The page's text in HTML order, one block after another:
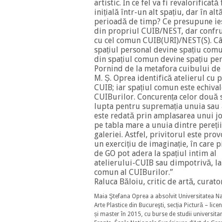
artistic. În ce fel va fi revalorificată
inițială într-un alt spațiu, dar în
perioadă de timp? Ce presupune
din propriul CUIB/NEST, dar
cu cel comun CUIB(URI)/NEST(S).
spațiul personal devine spațiu
din spațiul comun devine spațiu
Pornind de la metafora cuibului de
M. Ș. Oprea identifică atelierul cu
CUIB; iar spațiul comun este
CUIBurilor. Concurența celor două
lupta pentru supremația unuia
este redată prin amplasarea unui
pe tabla mare a unuia dintre pereții
galeriei. Astfel, privitorul este
un exercițiu de imaginație, în care
de GO pot adera la spațiul intim al
atelierului-CUIB sau dimpotrivă,
comun al CUIBurilor.”
Raluca Băloiu, critic de artă,
Maia Ştefana Oprea a absolvit Universitatea
Arte Plastice din Bucureşti, secția Pictură –
și master în 2015, cu burse de studii